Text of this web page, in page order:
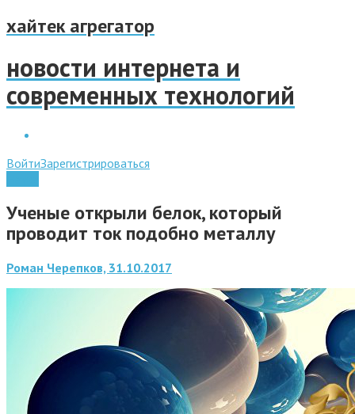
хайтек агрегатор
новости интернета и
современных технологий
ВойтиЗарегистрироваться
Ученые открыли белок, который
проводит ток подобно металлу
Роман Черепков, 31.10.2017